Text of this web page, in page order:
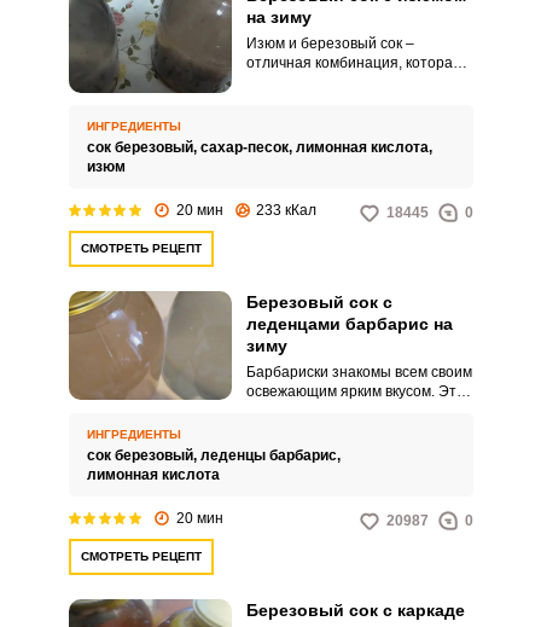
на зиму
Изюм и березовый сок –
отличная комбинация, которая
стараемся выбирать
качественный, чистый, который
видом.
ИНГРЕДИЕНТЫ
сок березовый, сахар-песок, лимонная кислота,
изюм
20 мин 233 кКал 18445 0
СМОТРЕТЬ РЕЦЕПТ
Березовый сок с
леденцами барбарис на
зиму
Барбариски знакомы всем своим
освежающим ярким вкусом. Эти
сока.
ИНГРЕДИЕНТЫ
сок березовый, леденцы барбарис,
лимонная кислота
20 мин 20987 0
СМОТРЕТЬ РЕЦЕПТ
Березовый сок с каркаде